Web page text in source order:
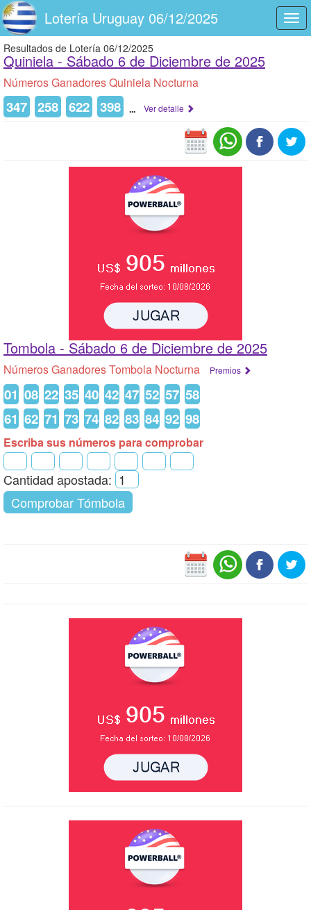
Lotería Uruguay 06/12/2025
Resultados de Lotería 06/12/2025
Quiniela - Sábado 6 de Diciembre de 2025
Números Ganadores Quiniela Nocturna
347 258 622 398 ... Ver detalle
Tombola - Sábado 6 de Diciembre de 2025
Números Ganadores Tombola Nocturna Premios
01 08 22 35 40 42 47 52 57 58
61 62 71 73 74 82 83 84 92 98
Escriba sus números para comprobar
Cantidad apostada:
Comprobar Tómbola